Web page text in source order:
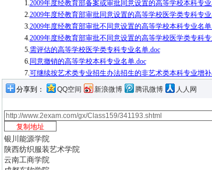
1.2009年度经教育部备案或审批同意设置的高等学校本科专业
2.2009年度经教育部审批同意设置的高等学校医学类专科专业
3.2009年度经教育部审批不同意设置的高等学校本科专业名单
4.2009年度经教育部审批不同意设置的高等学校医学类专科专
5.需评估的高等学校医学类专科专业名单.doc
6. 同意撤销的高等学校本科专业名单.doc
7.可继续按艺术类专业招生办法招生的非艺术类本科专业增补
分享到：
QQ空间 新浪微博 腾讯微博 人人网
银川能源学院
陕西纺织服装艺术学院
云南工商学院